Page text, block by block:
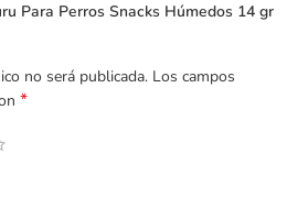
Para Perros Snacks Húmedos 14 gr
no será publicada. Los campos
*